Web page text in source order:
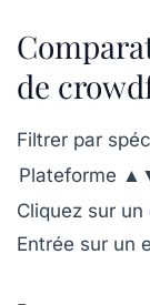
de
Filtrer par
Plateforme
Cliquez sur
Entrée sur un